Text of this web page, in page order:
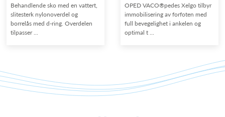
Behandlende sko med en vattert,
slitesterk nylonoverdel og
borrelås med d-ring. Overdelen
tilpasser ...
OPED VACO®pedes Xelgo tilbyr
immobilisering av forfoten med
full bevegelighet i ankelen og
optimal t ...